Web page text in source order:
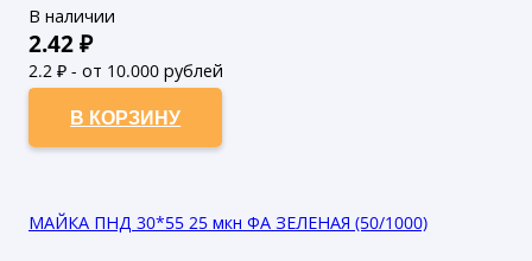
В наличии
2.42₽
2.2 ₽ - от 10.000 рублей
2₽ - от 50.000 рублей
В КОРЗИНУ
МАЙКА ПНД 30*55 25 мкн ФА ЗЕЛЕНАЯ (50/1000)